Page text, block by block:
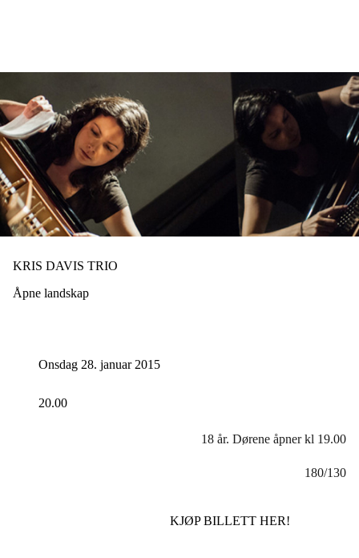
KRIS DAVIS TRIO
Åpne landskap
Onsdag 28. januar 2015
20.00
18 år. Dørene åpner kl 19.00
180/130
KJØP BILLETT HER!